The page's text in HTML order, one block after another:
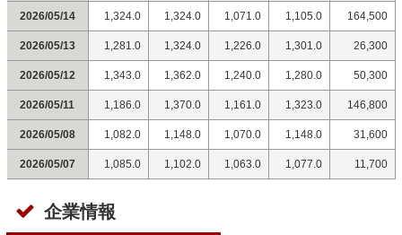
2026/05/14 1,324.0 1,324.0 1,071.0 1,105.0 164,500
2026/05/13 1,281.0 1,324.0 1,226.0 1,301.0 26,300
2026/05/12 1,343.0 1,362.0 1,240.0 1,280.0 50,300
2026/05/11 1,186.0 1,370.0 1,161.0 1,323.0 146,800
2026/05/08 1,082.0 1,148.0 1,070.0 1,148.0 31,600
2026/05/07 1,085.0 1,102.0 1,063.0 1,077.0 11,700
企業情報